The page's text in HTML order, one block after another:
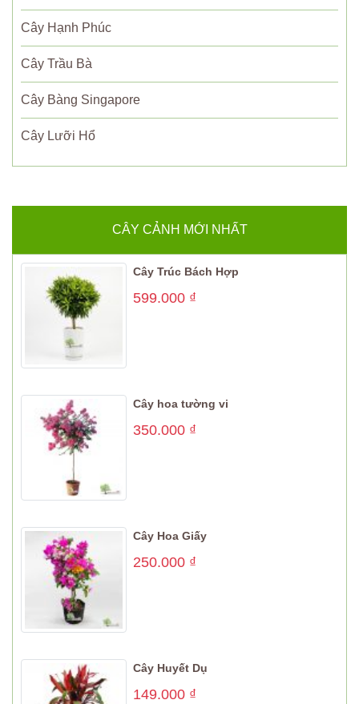
Cây Hạnh Phúc
Cây Trầu Bà
Cây Bàng Singapore
Cây Lưỡi Hổ
CÂY CẢNH MỚI NHẤT
Cây Trúc Bách Hợp
599.000 ₫
Cây hoa tường vi
350.000 ₫
Cây Hoa Giấy
250.000 ₫
Cây Huyết Dụ
149.000 ₫